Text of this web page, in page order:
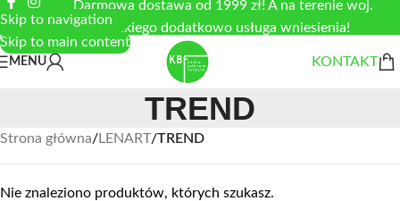
Skip to navigation
Skip to main content
Darmowa dostawa od 1999 zł! A na terenie woj.
łódzkiego dodatkowo usługa wniesienia!
MENU KONTAKT
TREND
Strona główna/LENART/TREND
Nie znaleziono produktów, których szukasz.